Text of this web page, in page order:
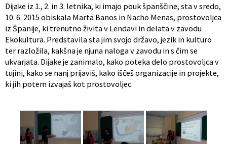
Dijake iz 1., 2. in 3. letnika, ki imajo pouk španščine, sta v sredo,
10. 6. 2015 obiskala Marta Banos in Nacho Menas, prostovoljca
iz Španije, ki trenutno živita v Lendavi in delata v zavodu
Ekokultura. Predstavila sta jim svojo državo, jezik in kulturo
ter razložila, kakšna je njuna naloga v zavodu in s čim se
ukvarjata. Dijake je zanimalo, kako poteka delo prostovoljca v
tujini, kako se nanj prijaviš, kako iščeš organizacije in projekte,
ki jih potem izvajaš kot prostovoljec.